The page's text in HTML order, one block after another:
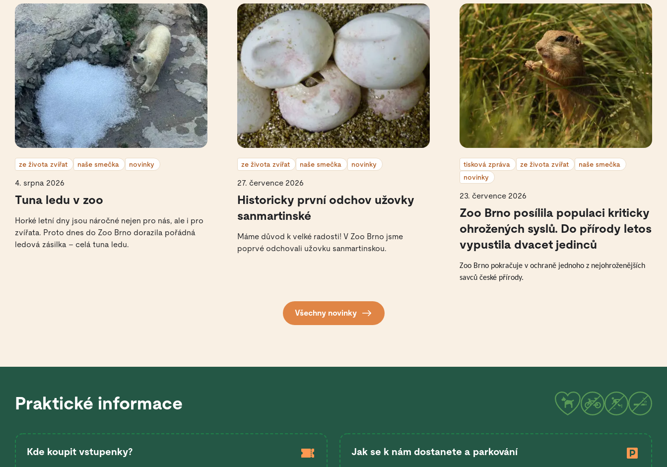
ze života zvířat naše smečka novinky
4. srpna 2026
Tuna ledu v zoo
Horké letní dny jsou náročné nejen pro nás, ale i pro
zvířata. Proto dnes do Zoo Brno dorazila pořádná
ledová zásilka – celá tuna ledu.
ze života zvířat naše smečka novinky
27. července 2026
Historicky první odchov užovky
sanmartinské
Máme důvod k velké radosti! V Zoo Brno jsme
poprvé odchovali užovku sanmartinskou.
tisková zpráva ze života zvířat
naše smečka
novinky
23. července 2026
Zoo Brno posílila populaci kriticky
ohrožených syslů. Do přírody letos
vypustila dvacet jedinců
Zoo Brno pokračuje v ochraně jednoho z nejohroženějších
savců české přírody.
Všechny novinky
Praktické informace
Kde koupit vstupenky? Jak se k nám dostanete a parkování